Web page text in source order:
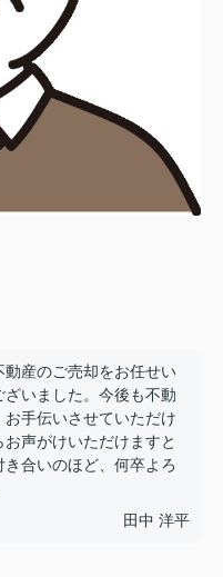
産のご売却をお任せい
いました。今後も不動
手伝いさせていただけ
声がけいただけますと
合いのほど、何卒よろ
田中 洋平